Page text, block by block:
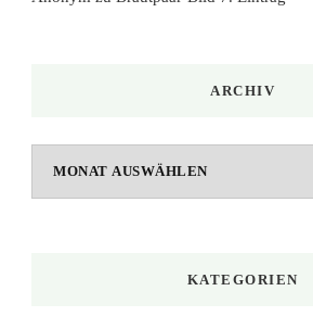
ARCHIV
KATEGORIEN